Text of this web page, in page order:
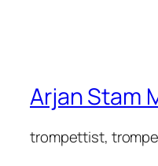
Arjan Stam
trompettist,